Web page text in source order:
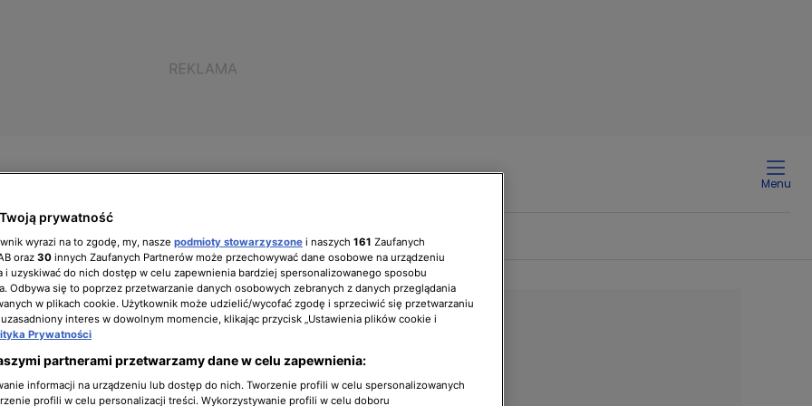
Menu
zarządzającyBiuro prasowe Kariera
prywatność
wyrazi na to zgodę, my, nasze podmioty stowarzyszone i naszych 161 Zaufanych
oraz 30 innych Zaufanych Partnerów może przechowywać dane osobowe na urządzeniu
i uzyskiwać do nich dostęp w celu zapewnienia bardziej spersonalizowanego sposobu
Odbywa się to poprzez przetwarzanie danych osobowych zebranych z danych przeglądania
w plikach cookie. Użytkownik może udzielić/wycofać zgodę i sprzeciwić się przetwarzaniu
interes w dowolnym momencie, klikając przycisk „Ustawienia plików cookie i
Prywatności
partnerami przetwarzamy dane w celu zapewnienia:
informacji na urządzeniu lub dostęp do nich. Tworzenie profili w celu spersonalizowanych
profili w celu personalizacji treści. Wykorzystywanie profili w celu doboru